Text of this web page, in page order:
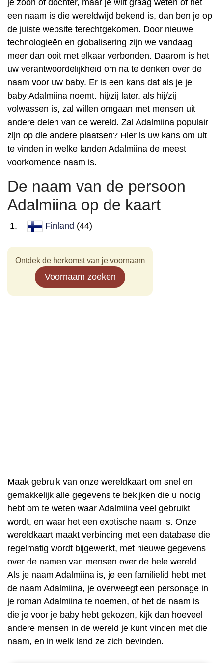
je zoon of dochter, maar je wilt graag weten of het
een naam is die wereldwijd bekend is, dan ben je op
de juiste website terechtgekomen. Door nieuwe
technologieën en globalisering zijn we vandaag
meer dan ooit met elkaar verbonden. Daarom is het
uw verantwoordelijkheid om na te denken over de
naam voor uw baby. Er is een kans dat als je je
baby Adalmiina noemt, hij/zij later, als hij/zij
volwassen is, zal willen omgaan met mensen uit
andere delen van de wereld. Zal Adalmiina populair
zijn op die andere plaatsen? Hier is uw kans om uit
te vinden in welke landen Adalmiina de meest
voorkomende naam is.
De naam van de persoon
Adalmiina op de kaart
Finland (44)
Ontdek de herkomst van je voornaam
Voornaam zoeken
Maak gebruik van onze wereldkaart om snel en
gemakkelijk alle gegevens te bekijken die u nodig
hebt om te weten waar Adalmiina veel gebruikt
wordt, en waar het een exotische naam is. Onze
wereldkaart maakt verbinding met een database die
regelmatig wordt bijgewerkt, met nieuwe gegevens
over de namen van mensen over de hele wereld.
Als je naam Adalmiina is, je een familielid hebt met
de naam Adalmiina, je overweegt een personage in
je roman Adalmiina te noemen, of het de naam is
die je voor je baby hebt gekozen, kijk dan hoeveel
andere mensen in de wereld je kunt vinden met die
naam, en in welk land ze zich bevinden.